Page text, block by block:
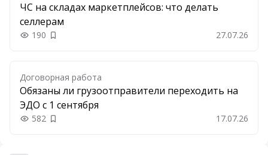
ЧС на складах маркетплейсов: что делать
селлерам
190 Добавить в закладки 27.07.26
Договорная работа
Обязаны ли грузоотправители переходить на
ЭДО с 1 сентября
582 Добавить в закладки 17.07.26